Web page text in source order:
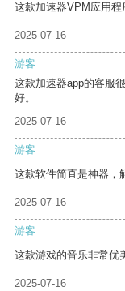
这款加速器VPM应用程
2025-07-16
游客
这款加速器app的客服
好。
2025-07-16
游客
这款软件简直是神器，
2025-07-16
游客
这款游戏的音乐非常优
2025-07-16